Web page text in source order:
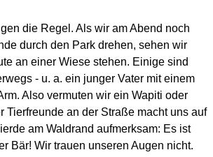
die Regel. Als wir am Abend noch
durch den Park drehen, sehen wir
an einer Wiese stehen. Einige sind
- u. a. ein junger Vater mit einem
Also vermuten wir ein Wapiti oder
Tierfreunde an der Straße macht uns auf
am Waldrand aufmerksam: Es ist
Bär! Wir trauen unseren Augen nicht.